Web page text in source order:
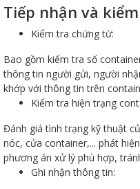
Tiếp nhận và
Kiểm tra chứng từ:
Bao gồm kiểm tra số
thông tin người gửi, người
khớp với thông tin trên
Kiểm tra hiện trạng
Đánh giá tình trạng kỹ thuật
nóc, cửa container,... phát
phương án xử lý phù hợp,
Ghi nhận thông tin: